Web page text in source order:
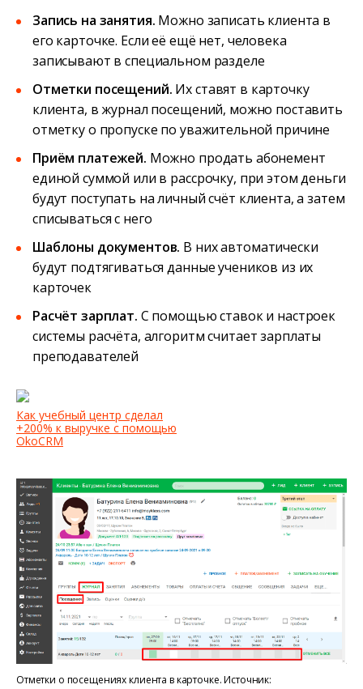
Запись на занятия. Можно записать клиента в
его карточке. Если её ещё нет, человека
записывают в специальном разделе
Отметки посещений. Их ставят в карточку
клиента, в журнал посещений, можно поставить
отметку о пропуске по уважительной причине
Приём платежей. Можно продать абонемент
единой суммой или в рассрочку, при этом деньги
будут поступать на личный счёт клиента, а затем
списываться с него
Шаблоны документов. В них автоматически
будут подтягиваться данные учеников из их
карточек
Расчёт зарплат. С помощью ставок и настроек
системы расчёта, алгоритм считает зарплаты
преподавателей
Как учебный центр сделал
+200% к выручке с помощью
OkoCRM
Отметки о посещениях клиента в карточке. Источник: